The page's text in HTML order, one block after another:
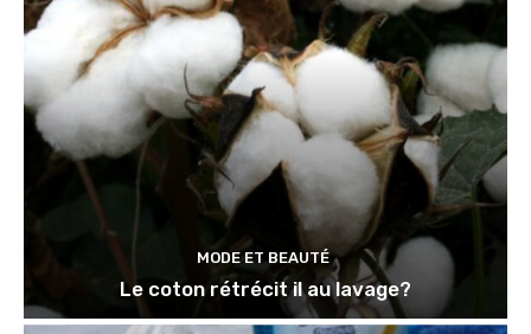
MODE ET BEAUTÉ
Le coton rétrécit il au lavage?